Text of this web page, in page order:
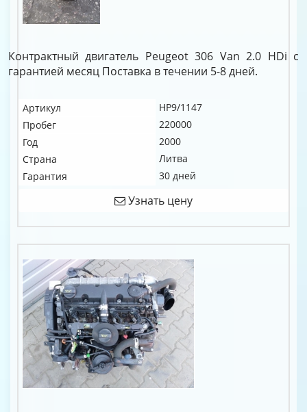
Контрактный двигатель Peugeot 306 Van 2.0 HDi c
гарантией месяц Поставка в течении 5-8 дней.
Артикул
HP9/1147
Пробег
220000
Год
2000
Страна
Литва
Гарантия
30 дней
Узнать цену